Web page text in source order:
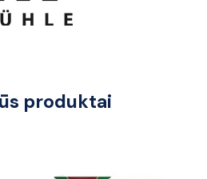
produktai